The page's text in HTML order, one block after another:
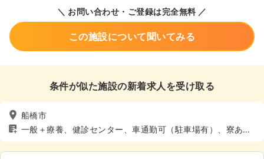
＼ お問い合わせ・ご登録は完全無料 ／
この施設について聞いてみる
条件が似た施設の新着求人を受け取る
船橋市
一般＋療養、健診センター、車通勤可（駐車場有）、寮あ
り、託児所あり